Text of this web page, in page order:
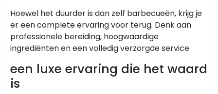
Hoewel het duurder is dan zelf barbecueën, krijg je
er een complete ervaring voor terug. Denk aan
professionele bereiding, hoogwaardige
ingrediënten en een volledig verzorgde service.
een luxe ervaring die het waard
is